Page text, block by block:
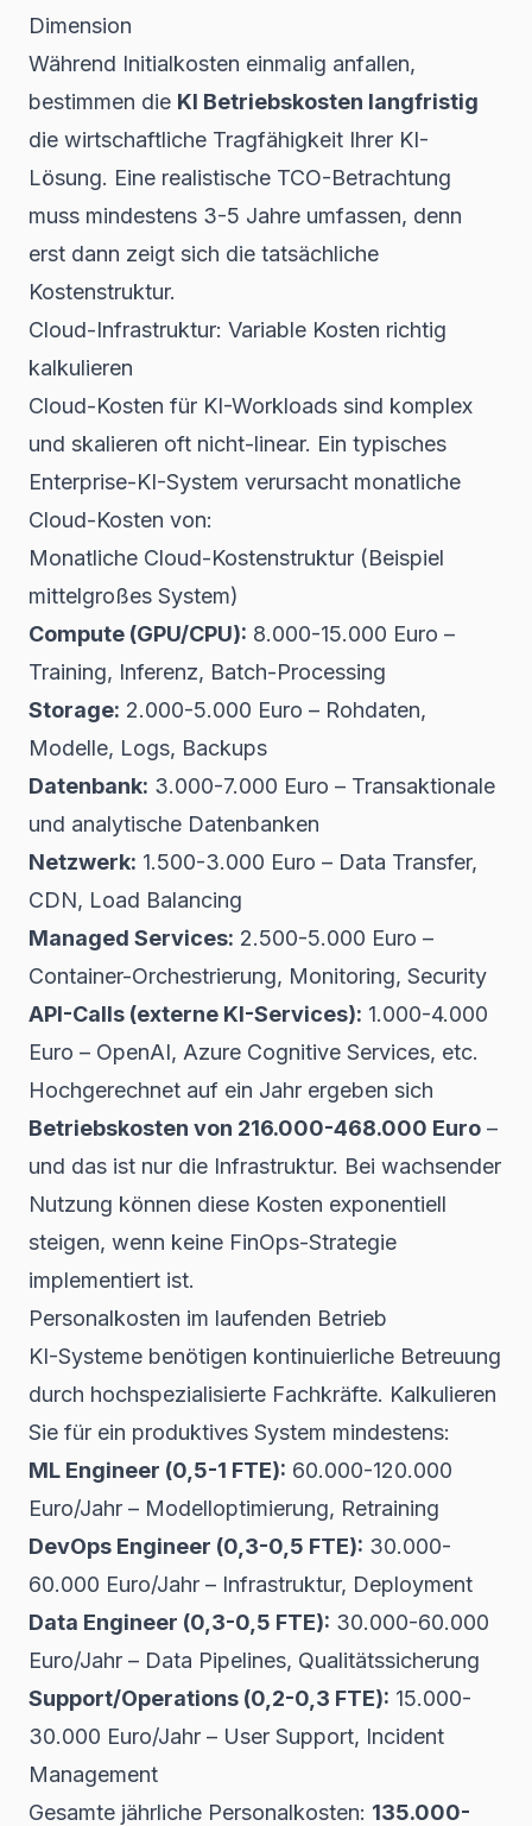
Dimension
Während Initialkosten einmalig anfallen,
bestimmen die KI Betriebskosten langfristig
die wirtschaftliche Tragfähigkeit Ihrer KI-
Lösung. Eine realistische TCO-Betrachtung
muss mindestens 3-5 Jahre umfassen, denn
erst dann zeigt sich die tatsächliche
Kostenstruktur.
Cloud-Infrastruktur: Variable Kosten richtig
kalkulieren
Cloud-Kosten für KI-Workloads sind komplex
und skalieren oft nicht-linear. Ein typisches
Enterprise-KI-System verursacht monatliche
Cloud-Kosten von:
Monatliche Cloud-Kostenstruktur (Beispiel
mittelgroßes System)
Compute (GPU/CPU): 8.000-15.000 Euro –
Training, Inferenz, Batch-Processing
Storage: 2.000-5.000 Euro – Rohdaten,
Modelle, Logs, Backups
Datenbank: 3.000-7.000 Euro – Transaktionale
und analytische Datenbanken
Netzwerk: 1.500-3.000 Euro – Data Transfer,
CDN, Load Balancing
Managed Services: 2.500-5.000 Euro –
Container-Orchestrierung, Monitoring, Security
API-Calls (externe KI-Services): 1.000-4.000
Euro – OpenAI, Azure Cognitive Services, etc.
Hochgerechnet auf ein Jahr ergeben sich
Betriebskosten von 216.000-468.000 Euro –
und das ist nur die Infrastruktur. Bei wachsender
Nutzung können diese Kosten exponentiell
steigen, wenn keine FinOps-Strategie
implementiert ist.
Personalkosten im laufenden Betrieb
KI-Systeme benötigen kontinuierliche Betreuung
durch hochspezialisierte Fachkräfte. Kalkulieren
Sie für ein produktives System mindestens:
ML Engineer (0,5-1 FTE): 60.000-120.000
Euro/Jahr – Modelloptimierung, Retraining
DevOps Engineer (0,3-0,5 FTE): 30.000-
60.000 Euro/Jahr – Infrastruktur, Deployment
Data Engineer (0,3-0,5 FTE): 30.000-60.000
Euro/Jahr – Data Pipelines, Qualitätssicherung
Support/Operations (0,2-0,3 FTE): 15.000-
30.000 Euro/Jahr – User Support, Incident
Management
Gesamte jährliche Personalkosten: 135.000-